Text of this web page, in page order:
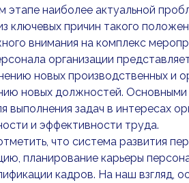
этапе наиболее актуальной
ключевых причин такого
внимания на комплекс
организации
новых производственных и
новых должностей.
выполнения задач в интересах
и эффективности труда.
что система развития
планирование карьеры
кадров. На наш взгляд,